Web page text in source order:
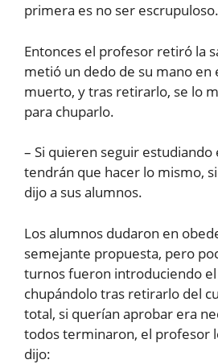
primera es no ser escrupuloso.
Entonces el profesor retiró la
metió un dedo de su mano en
muerto, y tras retirarlo, se lo
para chuparlo.
– Si quieren seguir estudiando
tendrán que hacer lo mismo,
dijo a sus alumnos.
Los alumnos dudaron en
semejante propuesta, pero
turnos fueron introduciendo
chupándolo tras retirarlo del
total, si querían aprobar era
todos terminaron, el profesor
dijo: